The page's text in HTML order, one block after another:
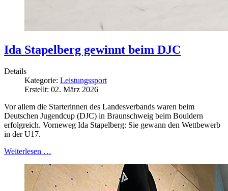
Ida Stapelberg gewinnt beim DJC
Details
Kategorie: Leistungssport
Erstellt: 02. März 2026
Vor allem die Starterinnen des Landesverbands waren beim
Deutschen Jugendcup (DJC) in Braunschweig beim Bouldern
erfolgreich. Vorneweg Ida Stapelberg: Sie gewann den Wettbewerb
in der U17.
Weiterlesen …